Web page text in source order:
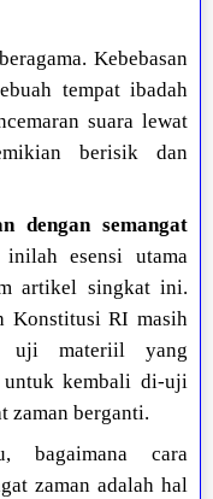
Kebebasan
tempat ibadah
suara lewat
berisik dan
dengan semangat
esensi utama
artikel singkat ini.
Konstitusi RI masih
uji materiil yang
untuk kembali di-uji
zaman berganti.
bagaimana cara
zaman adalah hal